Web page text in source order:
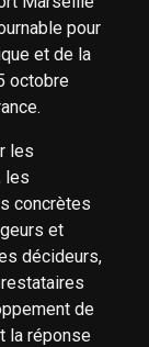
pour
et de la
octobre
les
les
concrètes
et
décideurs,
de
la réponse